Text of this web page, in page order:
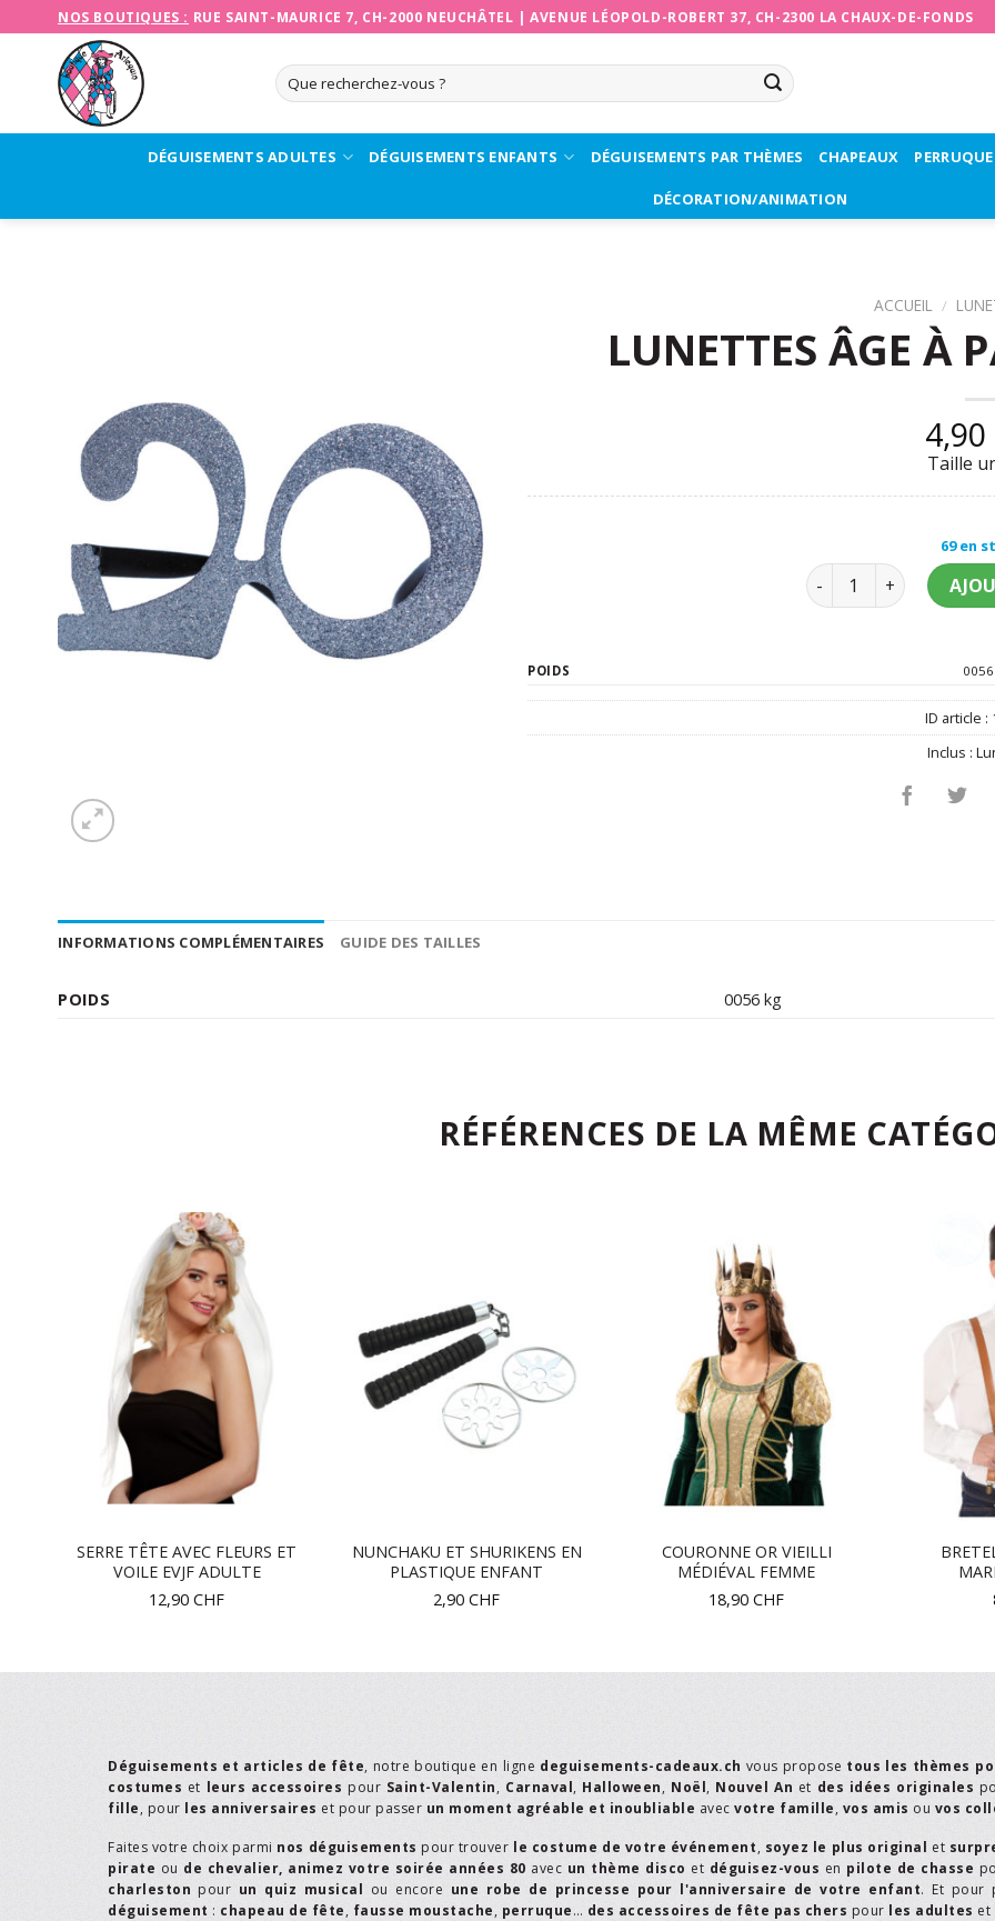
to
content
NOS BOUTIQUES : RUE SAINT-MAURICE 7, CH-2000 NEUCHÂTEL |AVENUE LÉOPOLD-ROBERT 37, CH-2300 LA CHAUX-DE-FONDS
Recherche
pour :
DÉGUISEMENTS ADULTES DÉGUISEMENTS ENFANTS DÉGUISEMENTS PAR THÈMES CHAPEAUX
DÉCORATION/ANIMATION
ACCUEIL /
LUNETTES ÂGE À
4,90
Taille
69 en
quantité de Lunettes
POIDS
ID article :
Inclus :
INFORMATIONS COMPLÉMENTAIRES GUIDE DES TAILLES
POIDS 0056 kg
RÉFÉRENCES DE LA MÊME
SERRE TÊTE AVEC FLEURS ET
VOILE EVJF ADULTE
12,90 CHF
NUNCHAKU ET SHURIKENS EN
PLASTIQUE ENFANT
2,90 CHF
COURONNE OR VIEILLI
MÉDIÉVAL FEMME
18,90 CHF
Déguisements et articles de fête, notre boutique en ligne deguisements-cadeaux.ch vous propose tous les thèmes
costumes et leurs accessoires pour Saint-Valentin, Carnaval, Halloween, Noël, Nouvel An et des idées originales
fille, pour les anniversaires et pour passer un moment agréable et inoubliable avec votre famille, vos amis ou vos
Faites votre choix parmi nos déguisements pour trouver le costume de votre événement, soyez le plus original et
pirate ou de chevalier, animez votre soirée années 80 avec un thème disco et déguisez-vous en pilote de chasse
charleston pour un quiz musical ou encore une robe de princesse pour l'anniversaire de votre enfant. Et pour
déguisement : chapeau de fête, fausse moustache, perruque… des accessoires de fête pas chers pour les adultes et